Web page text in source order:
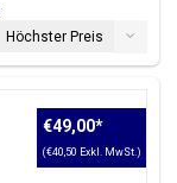
Höchster Preis
€49,00*
(€40,50 Exkl. MwSt.)